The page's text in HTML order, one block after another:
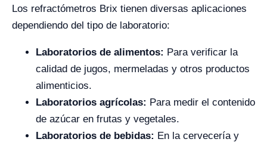
Los refractómetros Brix tienen diversas aplicaciones
dependiendo del tipo de laboratorio:
Laboratorios de alimentos: Para verificar la
calidad de jugos, mermeladas y otros productos
alimenticios.
Laboratorios agrícolas: Para medir el contenido
de azúcar en frutas y vegetales.
Laboratorios de bebidas: En la cervecería y